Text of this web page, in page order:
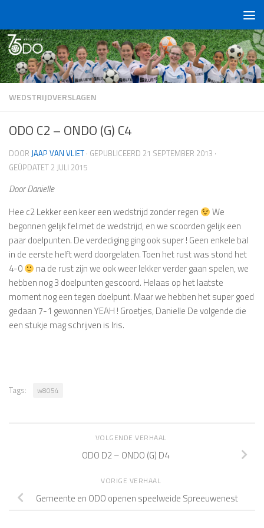
WEDSTRIJDVERSLAGEN
ODO C2 – ONDO (G) C4
DOOR JAAP VAN VLIET · GEPUBLICEERD 21 SEPTEMBER 2013 ·
GEÜPDATET 2 JULI 2015
Door Danielle
Hee c2 Lekker een keer een wedstrijd zonder regen
We
begonnen gelijk fel met de wedstrijd, en we scoorden gelijk een
paar doelpunten. De verdediging ging ook super ! Geen enkele bal
in de eerste helft werd doorgelaten. Toen het rust was stond het
4-0
na de rust zijn we ook weer lekker verder gaan spelen, we
hebben nog 3 doelpunten gescoord. Helaas op het laatste
moment nog een tegen doelpunt. Maar we hebben het super goed
gedaan 7-1 gewonnen YEAH ! Groetjes, Danielle De volgende die
een stukje mag schrijven is Iris.
Tags: w8054
VOLGENDE VERHAAL
ODO D2 – ONDO (G) D4
VORIGE VERHAAL
Gemeente en ODO openen speelweide Spreeuwenest